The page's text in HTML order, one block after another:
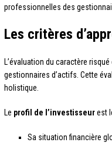
professionnelles des
Les critères
L’évaluation du caractère
gestionnaires d’actifs. Cette
holistique.
Le profil de l’investisseurest
Sa situation financière